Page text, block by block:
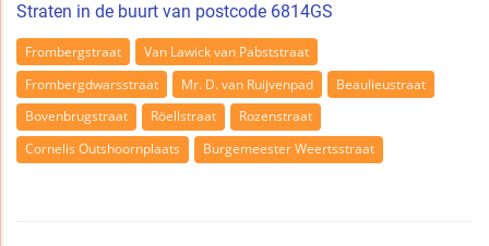
Straten in de buurt van postcode 6814GS
Frombergstraat
Van Lawick van Pabststraat
Frombergdwarsstraat
Mr. D. van Ruijvenpad
Beaulieustraat
Bovenbrugstraat
Röellstraat
Rozenstraat
Cornelis Outshoornplaats
Burgemeester Weertsstraat